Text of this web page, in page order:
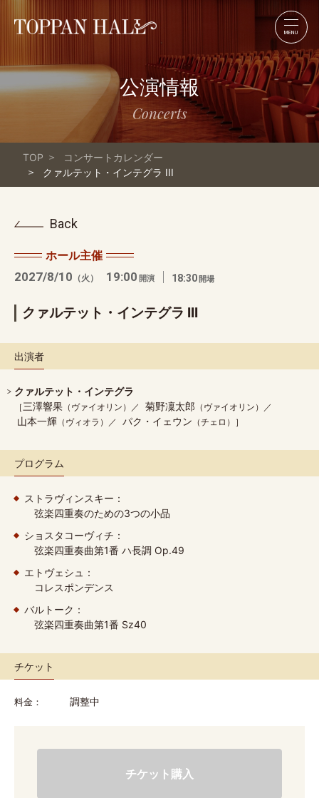
MENU
公演情報
Concerts
TOP
コンサートカレンダー
クァルテット・インテグラ III
Back
ホール主催
2027/8/10 （火） 19:00 開演 18:30 開場
クァルテット・インテグラ III
出演者
クァルテット・インテグラ
三澤響果 （ヴァイオリン） 菊野凜太郎 （ヴァイオリン）
山本一輝 （ヴィオラ） パク・イェウン （チェロ）
プログラム
ストラヴィンスキー：
弦楽四重奏のための3つの小品
ショスタコーヴィチ：
弦楽四重奏曲第1番 ハ長調 Op.49
エトヴェシュ：
コレスポンデンス
バルトーク：
弦楽四重奏曲第1番 Sz40
チケット
料金 調整中
チケット購入